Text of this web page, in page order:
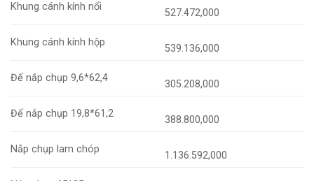
Khung cánh kính nổi
527.472,000
Khung cánh kính hộp
539.136,000
Đế nắp chụp 9,6*62,4
305.208,000
Đế nắp chụp 19,8*61,2
388.800,000
Nắp chụp lam chóp
1.136.592,000